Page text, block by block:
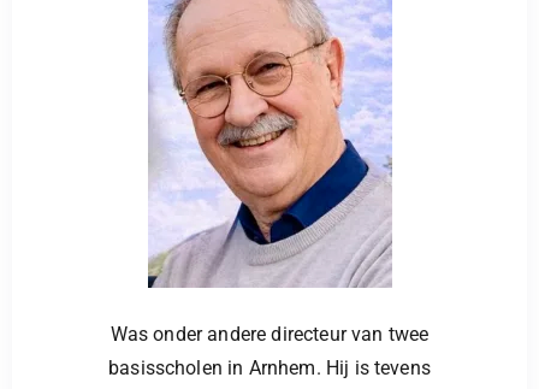
Was onder andere directeur van twee
basisscholen in Arnhem. Hij is tevens